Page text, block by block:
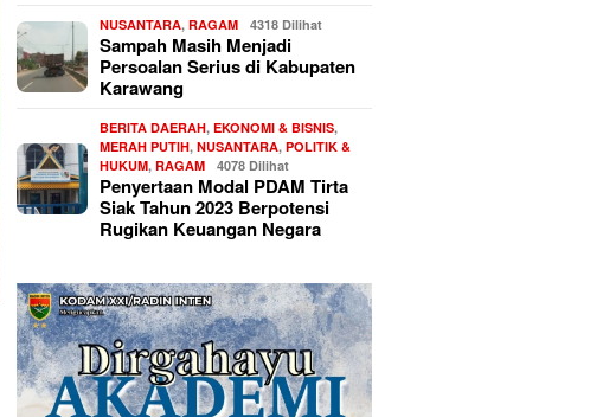
NUSANTARA,RAGAM 4318 Dilihat
Sampah Masih Menjadi
Persoalan Serius di Kabupaten
Karawang
BERITA DAERAH,EKONOMI & BISNIS,
MERAH PUTIH,NUSANTARA,POLITIK &
HUKUM,RAGAM 4078 Dilihat
Penyertaan Modal PDAM Tirta
Siak Tahun 2023 Berpotensi
Rugikan Keuangan Negara